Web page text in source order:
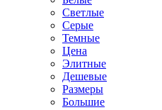
Светлые
Серые
Темные
Цена
Элитные
Дешевые
Размеры
Большие